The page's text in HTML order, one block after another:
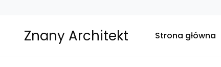
Znany Architekt Strona główna